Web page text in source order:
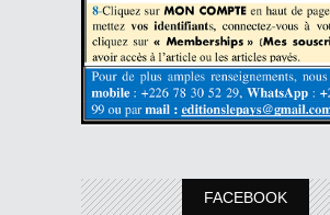
FACEBOOK